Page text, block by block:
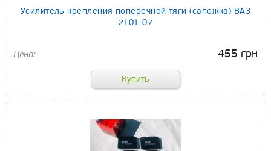
Усилитель крепления поперечной тяги (сапожка) ВАЗ
2101-07
455 грн